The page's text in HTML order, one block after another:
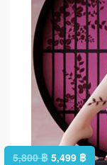
5,800฿ 5,499 ฿